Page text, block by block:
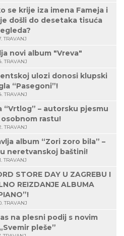
se krije iza imena Fameja i
došli do desetaka tisuća
TRAVANJ
novi album "Vreva"
TRAVANJ
ulozi donosi klupski
“Pasegoni”!
TRAVANJ
“Vrtlog” – autorsku pjesmu
rastu!
TRAVANJ
album “Zori zoro bila” –
neretvanskoj baštini!
TRAVANJ
STORE DAY U ZAGREBU I
REIZDANJE ALBUMA
TRAVANJ
na plesni podij s novim
pleše”